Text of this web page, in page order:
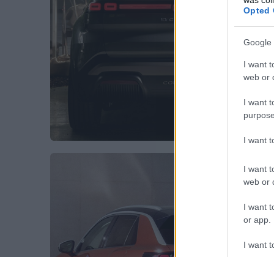
Opted
Google
I want
web or
I want
I want
I want
web or
I want
or app.
I want